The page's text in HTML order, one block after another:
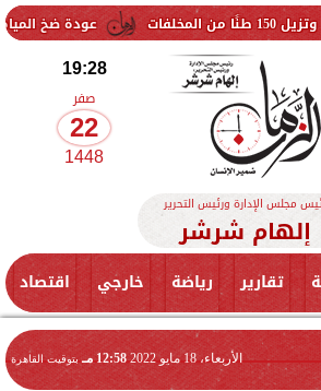
عودة ضخ المياه تدريجيًا
19:28
صفر
22
1448
مجلس الإدارة ورئيس التحرير
إلهام شرشر
تقارير رياضة خارجي اقتصاد
الأربعاء، 18 مايو 2022 12:58 مـ بتوقيت القاهرة